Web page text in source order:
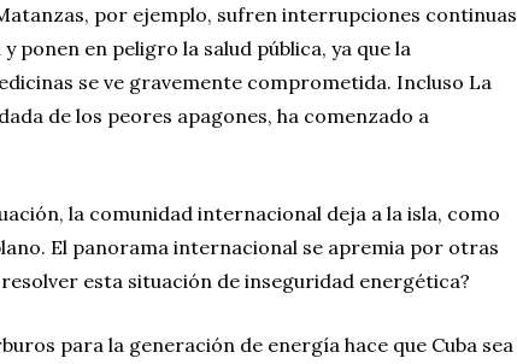
por ejemplo, sufren interrupciones continuas
ponen en peligro la salud pública, ya que la
se ve gravemente comprometida. Incluso La
de los peores apagones, ha comenzado a
la comunidad internacional deja a la isla, como
El panorama internacional se apremia por otras
esta situación de inseguridad energética?
para la generación de energía hace que Cuba sea